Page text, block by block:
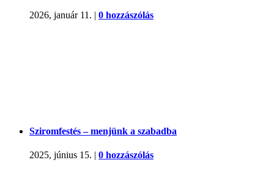
2026, január 11. | 0 hozzászólás
Sziromfestés – menjünk a szabadba
2025, június 15. | 0 hozzászólás